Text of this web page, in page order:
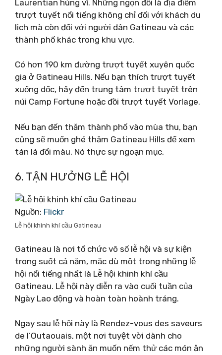
Laurentian hùng vĩ. Những ngọn đồi là địa điểm
trượt tuyết nổi tiếng không chỉ đối với khách du
lịch mà còn đối với người dân Gatineau và các
thành phố khác trong khu vực.
Có hơn 190 km đường trượt tuyết xuyên quốc
gia ở Gatineau Hills. Nếu bạn thích trượt tuyết
xuống dốc, hãy đến trung tâm trượt tuyết trên
núi Camp Fortune hoặc đồi trượt tuyết Vorlage.
Nếu bạn đến thăm thành phố vào mùa thu, bạn
cũng sẽ muốn ghé thăm Gatineau Hills để xem
tán lá đổi màu. Nó thực sự ngoạn mục.
6. TẬN HƯỞNG LỄ HỘI
Nguồn: Flickr
Lễ hội khinh khí cầu Gatineau
Gatineau là nơi tổ chức vô số lễ hội và sự kiện
trong suốt cả năm, mặc dù một trong những lễ
hội nổi tiếng nhất là Lễ hội khinh khí cầu
Gatineau. Lễ hội này diễn ra vào cuối tuần của
Ngày Lao động và hoàn toàn hoành tráng.
Ngay sau lễ hội này là Rendez-vous des saveurs
de l’Outaouais, một nơi tuyệt vời dành cho
những người sành ăn muốn nếm thử các món ăn